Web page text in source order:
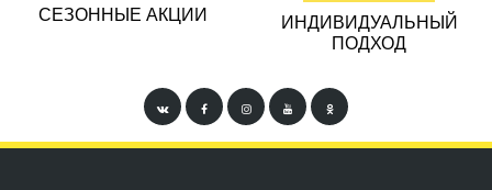
СЕЗОННЫЕ АКЦИИ
ИНДИВИДУАЛЬНЫЙ
ПОДХОД